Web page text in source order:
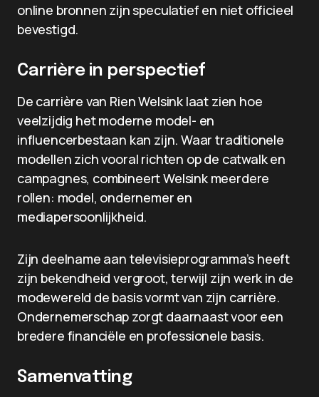
online bronnen zijn speculatief en niet officieel
bevestigd.
Carrière in perspectief
De carrière van Rien Welsink laat zien hoe
veelzijdig het moderne model- en
influencerbestaan kan zijn. Waar traditionele
modellen zich vooral richten op de catwalk en
campagnes, combineert Welsink meerdere
rollen: model, ondernemer en
mediapersoonlijkheid.
Zijn deelname aan televisieprogramma’s heeft
zijn bekendheid vergroot, terwijl zijn werk in de
modewereld de basis vormt van zijn carrière.
Ondernemerschap zorgt daarnaast voor een
bredere financiële en professionele basis.
Samenvatting